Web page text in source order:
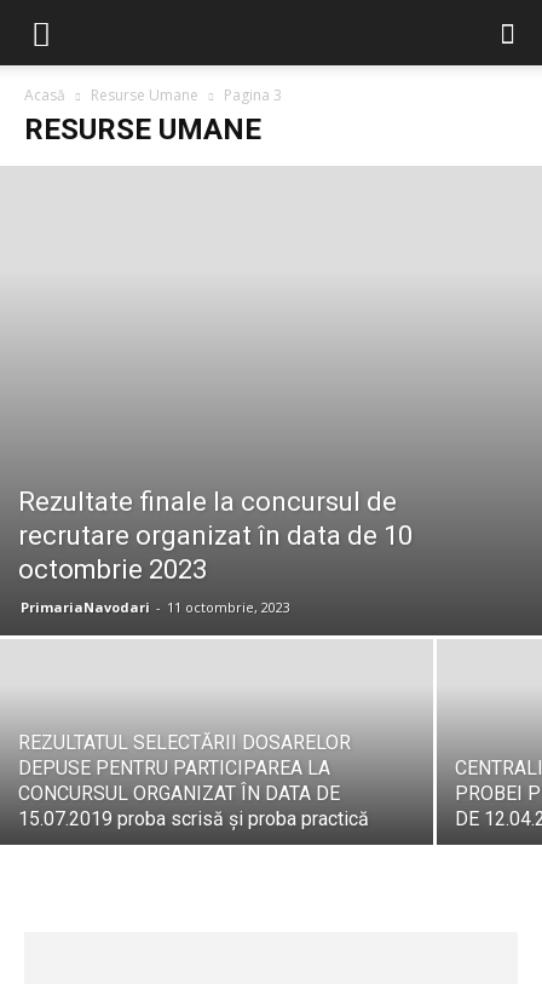
Acasă Resurse Umane Pagina 3
RESURSE UMANE
Rezultate finale la concursul de
recrutare organizat în data de 10
octombrie 2023
PrimariaNavodari - 11 octombrie, 2023
REZULTATUL SELECTĂRII DOSARELOR
DEPUSE PENTRU PARTICIPAREA LA
CONCURSUL ORGANIZAT ÎN DATA DE
15.07.2019 proba scrisă și proba practică
PROBEI
DE